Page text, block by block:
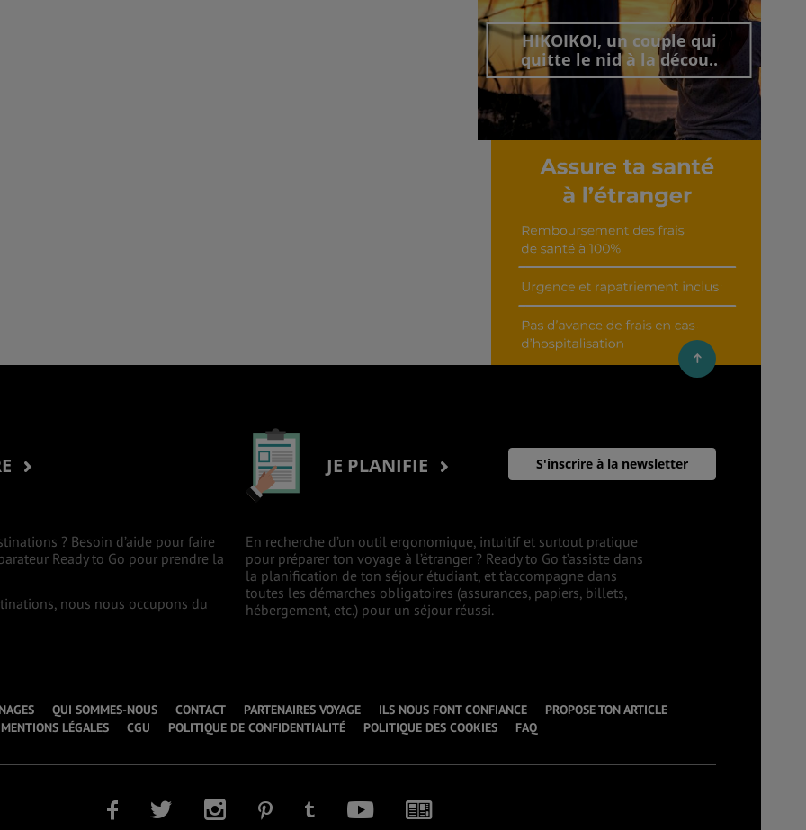
HIKOIKOI, un couple qui
quitte le nid à la décou..
Découvrir cet interview
S'inscrire à la newsletter
? Besoin d’aide pour faire
Ready to Go pour prendre la
nous nous occupons du
JE PLANIFIE
En recherche d’un outil ergonomique, intuitif et surtout pratique
pour préparer ton voyage à l’étranger ? Ready to Go t’assiste dans
la planification de ton séjour étudiant, et t’accompagne dans
toutes les démarches obligatoires (assurances, papiers, billets,
hébergement, etc.) pour un séjour réussi.
QUI SOMMES-NOUS CONTACT PARTENAIRES VOYAGE ILS NOUS FONT CONFIANCE
PROPOSE TON ARTICLE
MENTIONS LÉGALES
CGU POLITIQUE DE CONFIDENTIALITÉ POLITIQUE DES COOKIES FAQ